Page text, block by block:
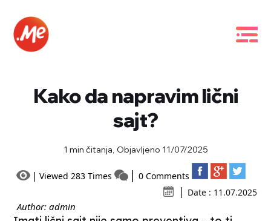
Kako da napravim lični
sajt?
1 min čitanja, Objavljeno 11/07/2025
Viewed 283 Times
0 Comments
Date : 11.07.2025
Author: admin